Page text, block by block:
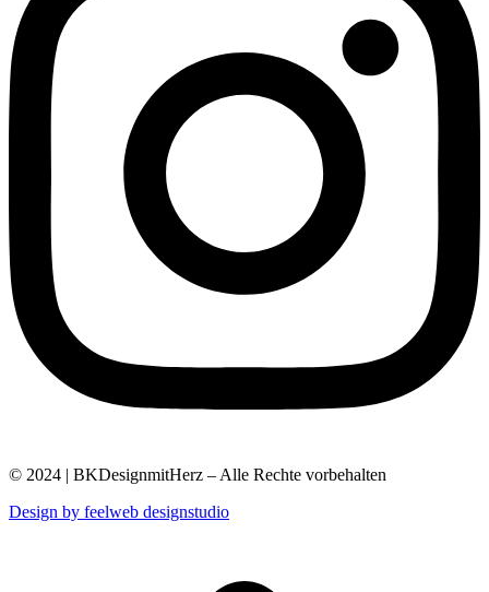
© 2024 | BKDesignmitHerz – Alle Rechte vorbehalten
Design by feelweb designstudio